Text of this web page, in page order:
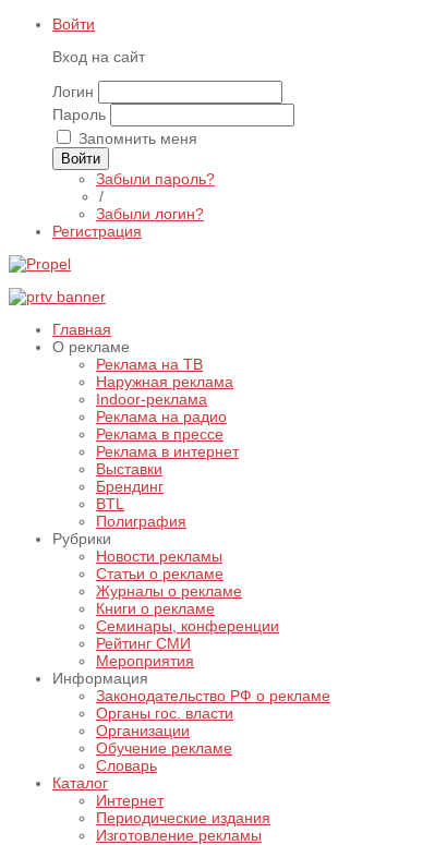
Войти
Вход на сайт
Логин
Пароль
Запомнить меня
Войти
Забыли пароль?
/
Забыли логин?
Регистрация
Главная
О рекламе
Реклама на ТВ
Наружная реклама
Indoor-реклама
Реклама на радио
Реклама в прессе
Реклама в интернет
Выставки
Брендинг
BTL
Полиграфия
Рубрики
Новости рекламы
Статьи о рекламе
Журналы о рекламе
Книги о рекламе
Семинары, конференции
Рейтинг СМИ
Мероприятия
Информация
Законодательство РФ о рекламе
Органы гос. власти
Организации
Обучение рекламе
Словарь
Каталог
Интернет
Периодические издания
Изготовление рекламы